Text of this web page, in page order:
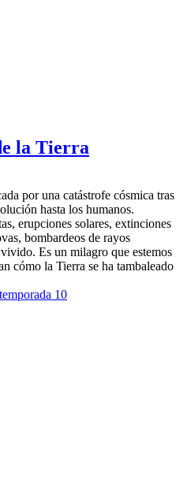
la Tierra
por una catástrofe cósmica tras
hasta los humanos.
erupciones solares, extinciones
bombardeos de rayos
Es un milagro que estemos
cómo la Tierra se ha tambaleado
10